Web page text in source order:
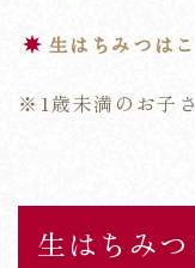
生はちみつは
※1歳未満のお子
生はちみ